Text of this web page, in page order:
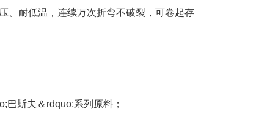
、耐低温，连续万次折弯不破裂，可卷起存
斯夫＆rdquo;系列原料；